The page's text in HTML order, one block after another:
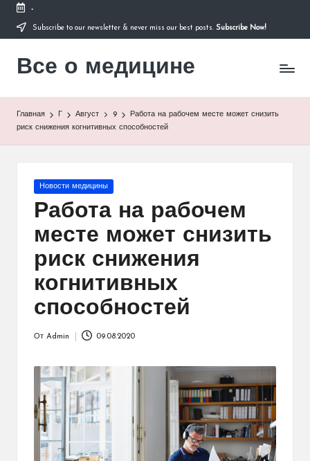
Перейти
содержимому
-
Subscribe to our newsletter & never miss our best posts. Subscribe Now!
Все о медицине
Лечитесь
Главная Г Август 9
Работа на рабочем месте может снизить
риск снижения когнитивных способностей
Опубликовано
Новости медицины
Работа на рабочем
месте может снизить
риск снижения
когнитивных
способностей
От Admin 09.08.2020